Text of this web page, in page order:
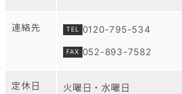
連絡先
0120-795-534
052-893-7582
定休日 火曜日・水曜日